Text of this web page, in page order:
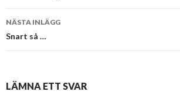
NÄSTA INLÄGG
Snart så …
LÄMNA ETT SVAR